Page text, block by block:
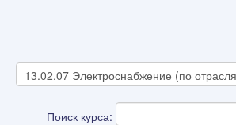
Поиск курса: